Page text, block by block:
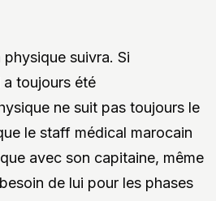
suivra. Si
a toujours été
ne suit pas toujours le
le staff médical marocain
avec son capitaine, même
de lui pour les phases